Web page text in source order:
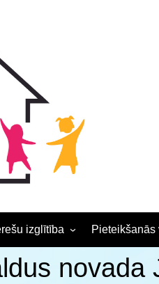
izglītība
apraksti un
pieteikšanās
Pieteikšanās
novada